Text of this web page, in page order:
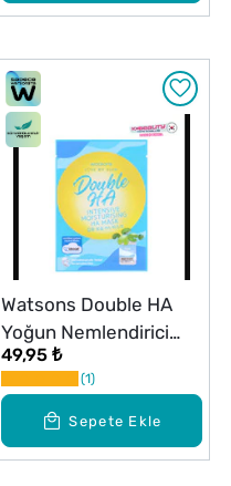
Sepete Ekle
Watsons Double HA
Yoğun Nemlendirici
Maske 1 Adet
49,95 ₺
1